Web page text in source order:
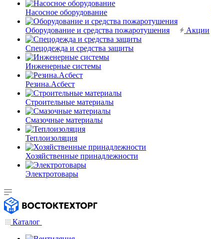
Насосное оборудование
Оборудование и средства пожаротушения
Спецодежда и средства защиты
Инженерные системы
Резина.Асбест
Строительные материалы
Смазочные материалы
Теплоизоляция
Хозяйственные принадлежности
Электротовары
Акции
Каталог